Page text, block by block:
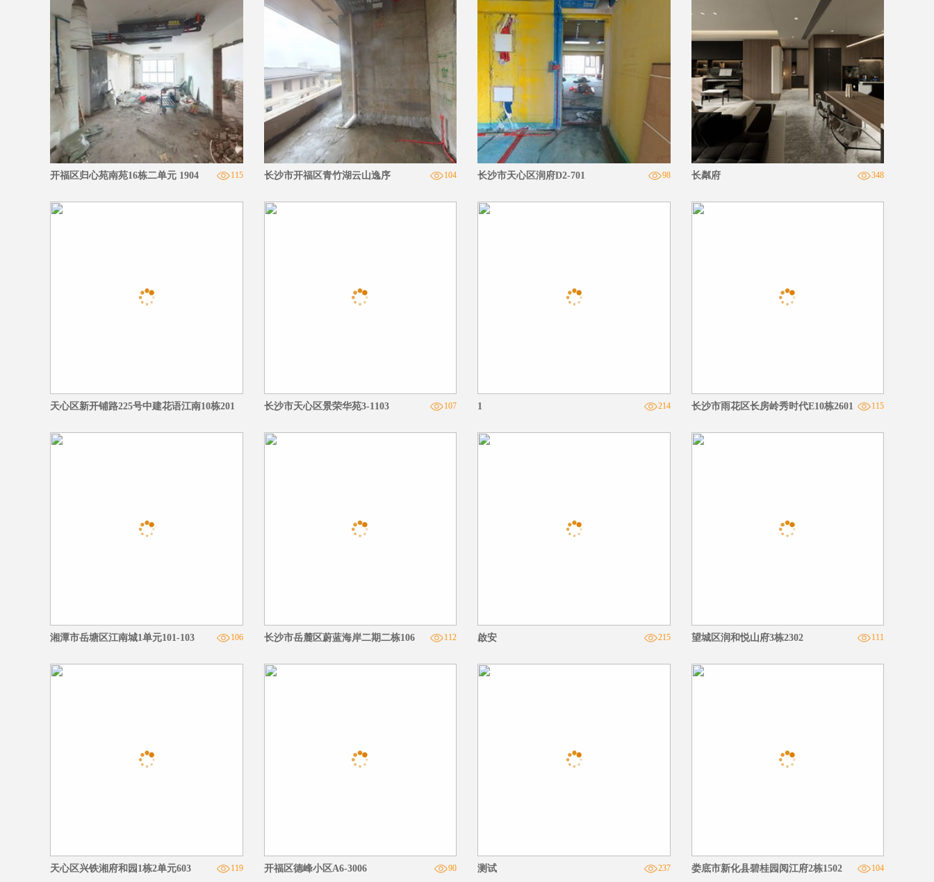
开福区归心苑南苑16栋二单元 1904 115 长沙市开福区青竹湖云山逸序 104 长沙市天心区润府D2-701 98 长粼府 348
天心区新开铺路225号中建花语江南10栋201 长沙市天心区景荣华苑3-1103 107 1 214 长沙市雨花区长房岭秀时代E10栋2601 115
湘潭市岳塘区江南城1单元101-103 106 长沙市岳麓区蔚蓝海岸二期二栋106 112 啟安 215 望城区润和悦山府3栋2302 111
天心区兴铁湘府和园1栋2单元603 119 开福区德峰小区A6-3006 90 测试 237 娄底市新化县碧桂园阅江府2栋1502 104